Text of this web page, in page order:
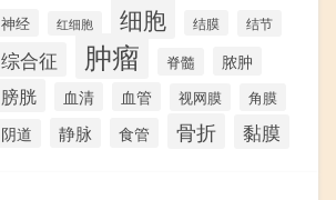
神经 红细胞 细胞 结膜 结节
综合征 肿瘤 脊髓 脓肿
膀胱 血清 血管 视网膜 角膜
阴道 静脉 食管 骨折 黏膜